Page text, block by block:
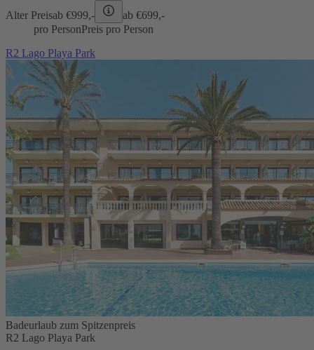
Alter Preisab €999,- ab €699,-
pro PersonPreis pro Person
R2 Lago Playa Park
Badeurlaub zum Spitzenpreis
R2 Lago Playa Park